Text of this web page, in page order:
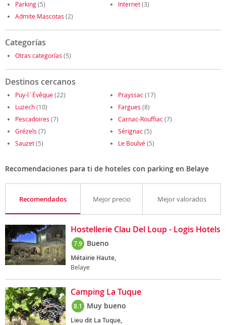
Parking(5) Internet(3)
Admite Mascotas (2)
Categorías
Otras categorías (5)
Destinos cercanos
Puy-l´Évêque(22) Prayssac(17)
Luzech(10) Fargues (8)
Pescadoires (7) Carnac-Rouffiac(7)
Grézels (7) Sérignac(5)
Sauzet(5) Le Boulvé(5)
Recomendaciones para ti de hoteles con parking en Belaye
Recomendados Mejor precio Mejor valorados
Hostellerie Clau Del Loup - Logis Hotels
7.9 Bueno
Métairie Haute,
Belaye
Camping La Tuque
8.1 Muy bueno
Lieu dit La Tuque,